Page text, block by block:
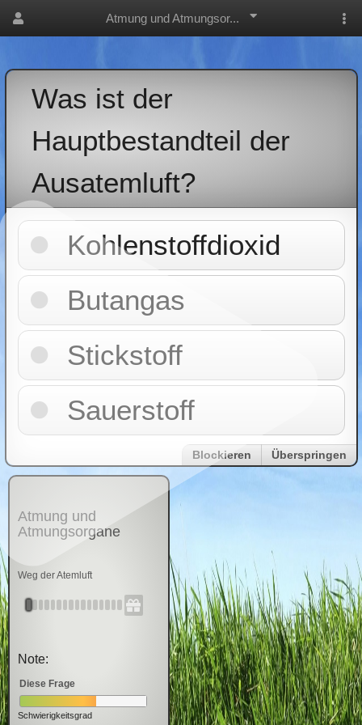
Atmung und Atmungsor...
Was ist der
Hauptbestandteil der
Ausatemluft?
Kohlenstoffdioxid
Butangas
Stickstoff
Sauerstoff
Blockieren Überspringen
Atmung und
Atmungsorgane
Weg der Atemluft
Note:
Diese Frage
Schwierigkeitsgrad